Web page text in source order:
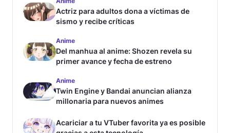
Actriz para adultos dona a víctimas de
sismo y recibe críticas
Anime
Del manhua al anime: Shozen revela su
primer avance y fecha de estreno
Anime
Twin Engine y Bandai anuncian alianza
millonaria para nuevos animes
Acariciar a tu VTuber favorita ya es posible